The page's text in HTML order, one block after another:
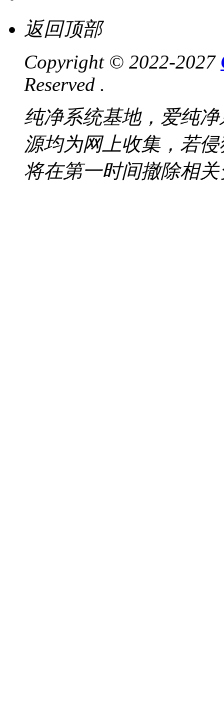
返回顶部
Copyright © 2022-2027
Reserved .
纯净系统基地，爱纯
源均为网上收集，若
将在第一时间撤除相